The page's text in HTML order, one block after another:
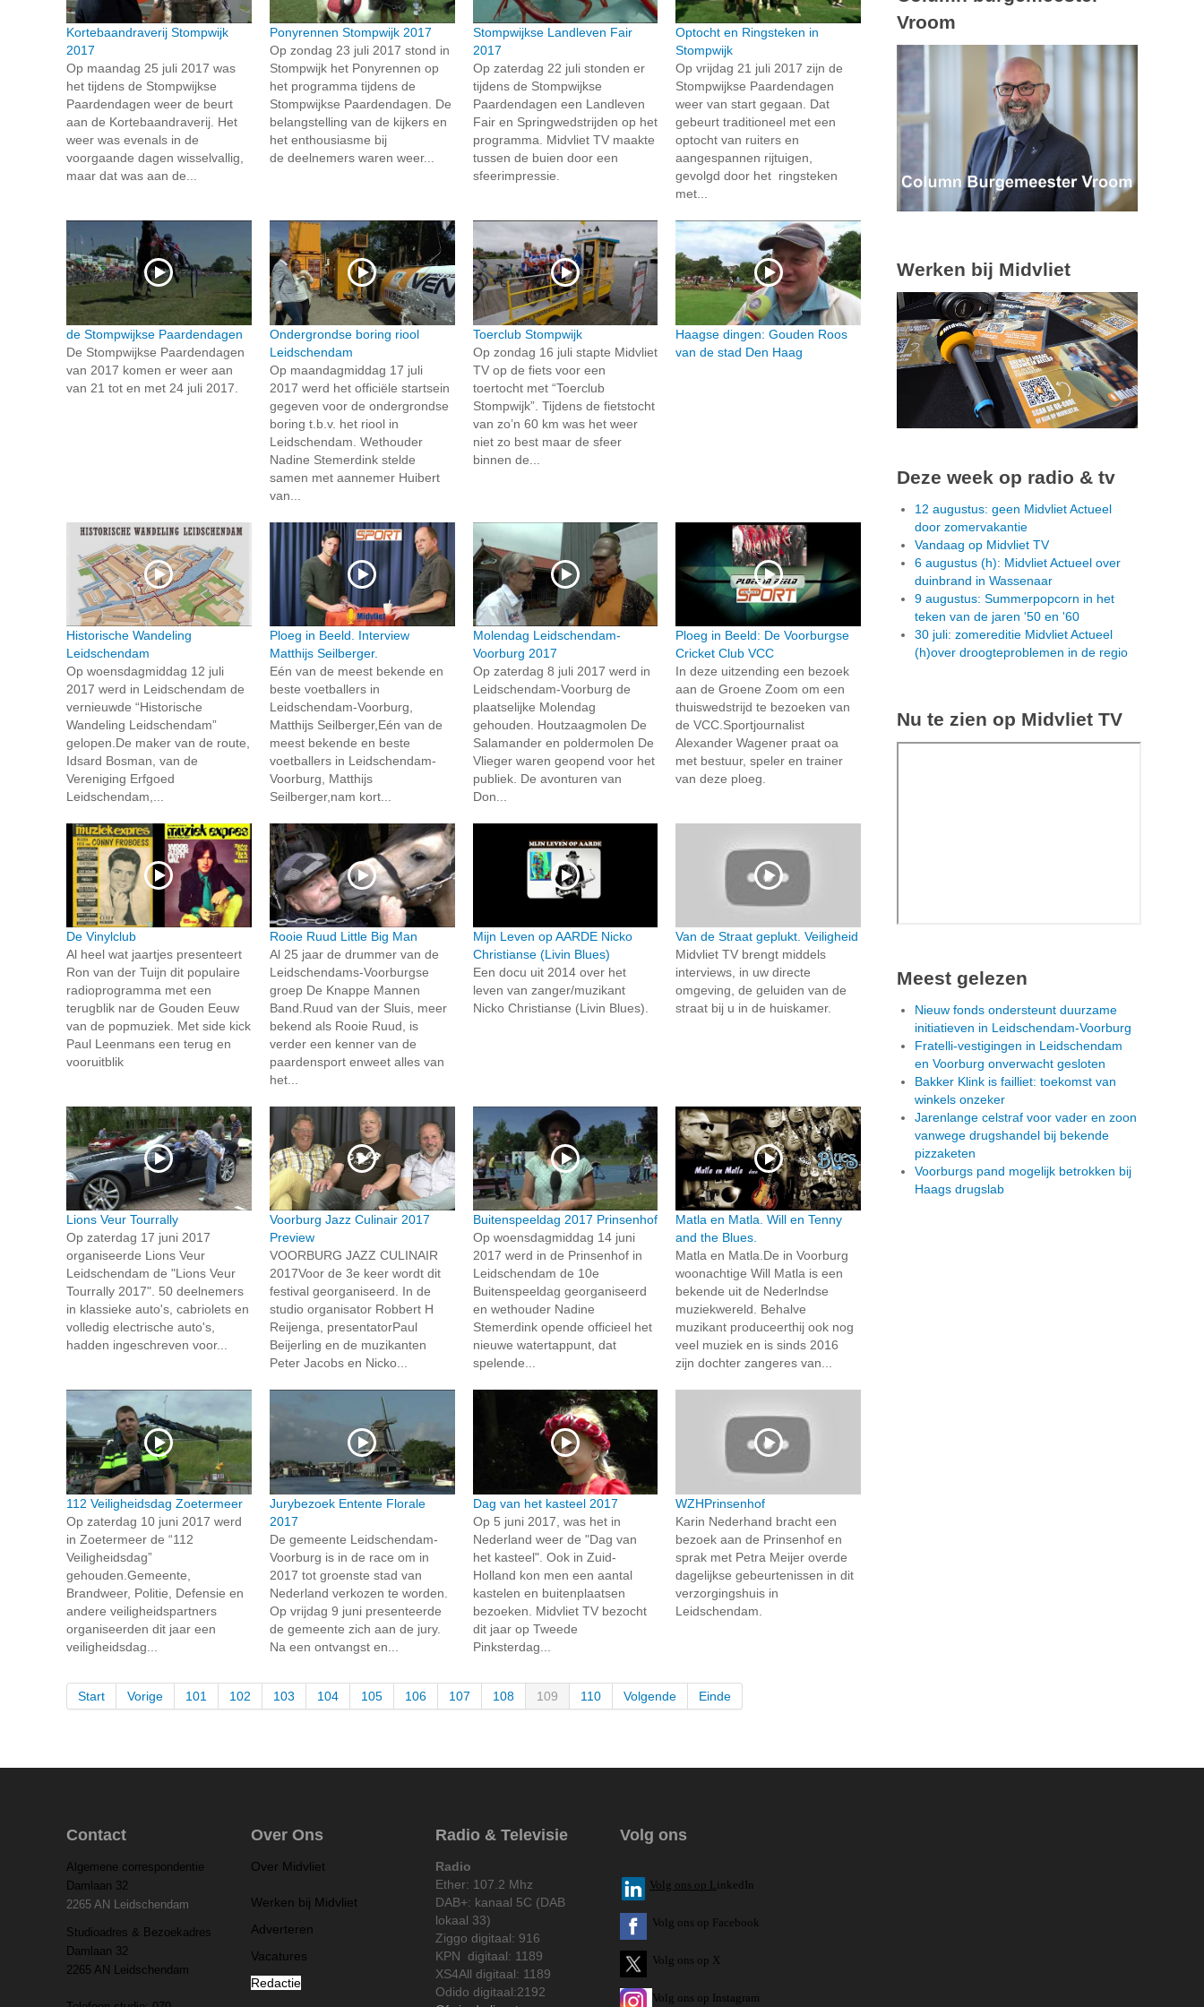
Kortebaandraverij Stompwijk
2017
Op maandag 25 juli 2017 was
het tijdens de Stompwijkse
Paardendagen weer de beurt
aan de Kortebaandraverij. Het
weer was evenals in de
voorgaande dagen wisselvallig,
maar dat was aan de...
Ponyrennen Stompwijk 2017
Op zondag 23 juli 2017 stond in
Stompwijk het Ponyrennen op
het programma tijdens de
Stompwijkse Paardendagen. De
belangstelling van de kijkers en
het enthousiasme bij
de deelnemers waren weer...
Stompwijkse Landleven Fair
2017
Op zaterdag 22 juli stonden er
tijdens de Stompwijkse
Paardendagen een Landleven
Fair en Springwedstrijden op het
programma. Midvliet TV maakte
tussen de buien door een
sfeerimpressie.
Optocht en Ringsteken in
Stompwijk
Op vrijdag 21 juli 2017 zijn de
Stompwijkse Paardendagen
weer van start gegaan. Dat
gebeurt traditioneel met een
optocht van ruiters en
aangespannen rijtuigen,
gevolgd door het ringsteken
met...
de Stompwijkse Paardendagen
De Stompwijkse Paardendagen
van 2017 komen er weer aan
van 21 tot en met 24 juli 2017.
Ondergrondse boring riool
Leidschendam
Op maandagmiddag 17 juli
2017 werd het officiële startsein
gegeven voor de ondergrondse
boring t.b.v. het riool in
Leidschendam. Wethouder
Nadine Stemerdink stelde
samen met aannemer Huibert
van...
Toerclub Stompwijk
Op zondag 16 juli stapte Midvliet
TV op de fiets voor een
toertocht met “Toerclub
Stompwijk”. Tijdens de fietstocht
van zo’n 60 km was het weer
niet zo best maar de sfeer
binnen de...
Haagse dingen: Gouden Roos
van de stad Den Haag
Historische Wandeling
Leidschendam
Op woensdagmiddag 12 juli
2017 werd in Leidschendam de
vernieuwde “Historische
Wandeling Leidschendam”
gelopen.De maker van de route,
Idsard Bosman, van de
Vereniging Erfgoed
Leidschendam,...
Ploeg in Beeld. Interview
Matthijs Seilberger.
Eén van de meest bekende en
beste voetballers in
Leidschendam-Voorburg,
Matthijs Seilberger,Eén van de
meest bekende en beste
voetballers in Leidschendam-
Voorburg, Matthijs
Seilberger,nam kort...
Molendag Leidschendam-
Voorburg 2017
Op zaterdag 8 juli 2017 werd in
Leidschendam-Voorburg de
plaatselijke Molendag
gehouden. Houtzaagmolen De
Salamander en poldermolen De
Vlieger waren geopend voor het
publiek. De avonturen van
Don...
Ploeg in Beeld: De Voorburgse
Cricket Club VCC
In deze uitzending een bezoek
aan de Groene Zoom om een
thuiswedstrijd te bezoeken van
de VCC.Sportjournalist
Alexander Wagener praat oa
met bestuur, speler en trainer
van deze ploeg.
De Vinylclub
Al heel wat jaartjes presenteert
Ron van der Tuijn dit populaire
radioprogramma met een
terugblik nar de Gouden Eeuw
van de popmuziek. Met side kick
Paul Leenmans een terug en
vooruitblik
Rooie Ruud Little Big Man
Al 25 jaar de drummer van de
Leidschendams-Voorburgse
groep De Knappe Mannen
Band.Ruud van der Sluis, meer
bekend als Rooie Ruud, is
verder een kenner van de
paardensport enweet alles van
het...
Mijn Leven op AARDE Nicko
Christianse (Livin Blues)
Een docu uit 2014 over het
leven van zanger/muzikant
Nicko Christianse (Livin Blues).
Van de Straat geplukt. Veiligheid
Midvliet TV brengt middels
interviews, in uw directe
omgeving, de geluiden van de
straat bij u in de huiskamer.
Lions Veur Tourrally
Op zaterdag 17 juni 2017
organiseerde Lions Veur
Leidschendam de "Lions Veur
Tourrally 2017". 50 deelnemers
in klassieke auto's, cabriolets en
volledig electrische auto's,
hadden ingeschreven voor...
Voorburg Jazz Culinair 2017
Preview
VOORBURG JAZZ CULINAIR
2017Voor de 3e keer wordt dit
festival georganiseerd. In de
studio organisator Robbert H
Reijenga, presentatorPaul
Beijerling en de muzikanten
Peter Jacobs en Nicko...
Buitenspeeldag 2017 Prinsenhof
Op woensdagmiddag 14 juni
2017 werd in de Prinsenhof in
Leidschendam de 10e
Buitenspeeldag georganiseerd
en wethouder Nadine
Stemerdink opende officieel het
nieuwe watertappunt, dat
spelende...
Matla en Matla. Will en Tenny
and the Blues.
Matla en Matla.De in Voorburg
woonachtige Will Matla is een
bekende uit de Nederlndse
muziekwereld. Behalve
muzikant produceerthij ook nog
veel muziek en is sinds 2016
zijn dochter zangeres van...
112 Veiligheidsdag Zoetermeer
Op zaterdag 10 juni 2017 werd
in Zoetermeer de “112
Veiligheidsdag”
gehouden.Gemeente,
Brandweer, Politie, Defensie en
andere veiligheidspartners
organiseerden dit jaar een
veiligheidsdag...
Jurybezoek Entente Florale
2017
De gemeente Leidschendam-
Voorburg is in de race om in
2017 tot groenste stad van
Nederland verkozen te worden.
Op vrijdag 9 juni presenteerde
de gemeente zich aan de jury.
Na een ontvangst en...
Dag van het kasteel 2017
Op 5 juni 2017, was het in
Nederland weer de "Dag van
het kasteel". Ook in Zuid-
Holland kon men een aantal
kastelen en buitenplaatsen
bezoeken. Midvliet TV bezocht
dit jaar op Tweede
Pinksterdag...
WZHPrinsenhof
Karin Nederhand bracht een
bezoek aan de Prinsenhof en
sprak met Petra Meijer overde
dagelijkse gebeurtenissen in dit
verzorgingshuis in
Leidschendam.
Start Vorige 101 102 103 104 105 106 107 108 109 110 Volgende Einde
Vroom
Werken bij Midvliet
Deze week op radio & tv
12 augustus: geen Midvliet Actueel
door zomervakantie
Vandaag op Midvliet TV
6 augustus (h): Midvliet Actueel over
duinbrand in Wassenaar
9 augustus: Summerpopcorn in het
teken van de jaren '50 en '60
30 juli: zomereditie Midvliet Actueel
(h)over droogteproblemen in de regio
Nu te zien op Midvliet TV
Meest gelezen
Nieuw fonds ondersteunt duurzame
initiatieven in Leidschendam-Voorburg
Fratelli-vestigingen in Leidschendam
en Voorburg onverwacht gesloten
Bakker Klink is failliet: toekomst van
winkels onzeker
Jarenlange celstraf voor vader en zoon
vanwege drugshandel bij bekende
pizzaketen
Voorburgs pand mogelijk betrokken bij
Haags drugslab
Contact
Algemene correspondentie
Damlaan 32
2265 AN Leidschendam
Studioadres & Bezoekadres
Damlaan 32
2265 AN Leidschendam
Over Ons
Over Midvliet
Werken bij Midvliet
Adverteren
Vacatures
Redactie
Radio & Televisie
Radio
Ether: 107.2 Mhz
DAB+: kanaal 5C (DAB
lokaal 33)
Ziggo digitaal: 916
KPN digitaal: 1189
XS4All digitaal: 1189
Odido digitaal:2192
Volg ons
Volg ons op L inkedIn
Volg ons op Facebook
Volg ons op X
Volg ons op Instagram